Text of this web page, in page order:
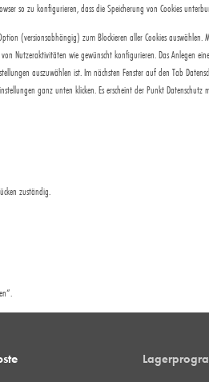
so zu konfigurieren, dass die Speicherung von Cookies
(versionsabhängig) zum Blockieren aller Cookies auswählen.
Nutzeraktivitäten wie gewünscht konfigurieren. Das Anlegen
auszuwählen ist. Im nächsten Fenster auf den Tab
ganz unten klicken. Es erscheint der Punkt
zuständig.